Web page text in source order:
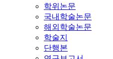
학위논문
국내학술논문
해외학술논문
학술지
단행본